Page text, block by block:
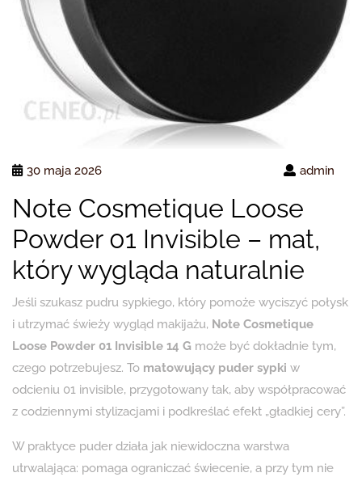
30 maja 2026 admin
Note Cosmetique Loose
Powder 01 Invisible – mat,
który wygląda naturalnie
Jeśli szukasz pudru sypkiego, który pomoże wyciszyć połysk
i utrzymać świeży wygląd makijażu, Note Cosmetique
Loose Powder 01 Invisible 14 G może być dokładnie tym,
czego potrzebujesz. To matowujący puder sypki w
odcieniu 01 invisible, przygotowany tak, aby współpracować
z codziennymi stylizacjami i podkreślać efekt „gładkiej cery”.
W praktyce puder działa jak niewidoczna warstwa
utrwalająca: pomaga ograniczać świecenie, a przy tym nie